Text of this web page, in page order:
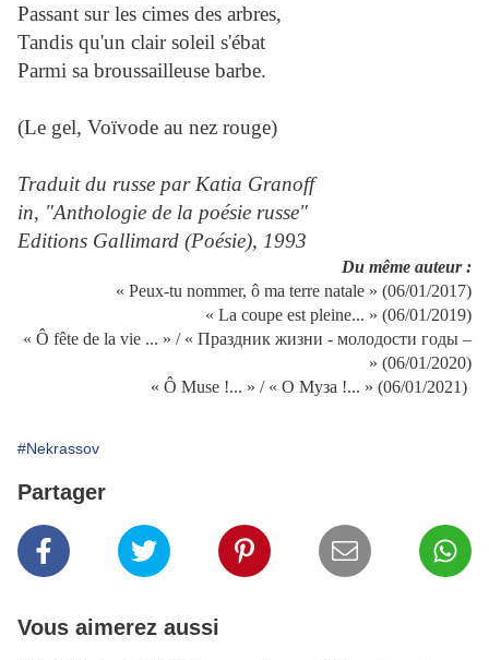
Passant sur les cimes des arbres,
Tandis qu'un clair soleil s'ébat
Parmi sa broussailleuse barbe.
(Le gel, Voïvode au nez rouge)
Traduit du russe par Katia Granoff
in, "Anthologie de la poésie russe"
Editions Gallimard (Poésie), 1993
Du même auteur :
« Peux-tu nommer, ô ma terre natale » (06/01/2017)
« La coupe est pleine... » (06/01/2019)
« Ô fête de la vie ... » / « Праздник жизни - молодости годы –
» (06/01/2020)
« Ô Muse !... » / « О Муза !... » (06/01/2021)
#Nekrassov
Partager
Vous aimerez aussi